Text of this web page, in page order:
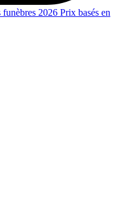
2026 Prix basés en